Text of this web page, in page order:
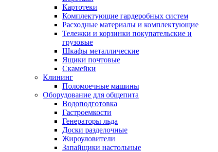
Картотеки
Комплектующие гардеробных систем
Расходные материалы и комплектующие
Тележки и корзинки покупательские и
грузовые
Шкафы металлические
Ящики почтовые
Скамейки
Клининг
Поломоечные машины
Оборудование для общепита
Водоподготовка
Гастроемкости
Генераторы льда
Доски разделочные
Жироуловители
Запайщики настольные